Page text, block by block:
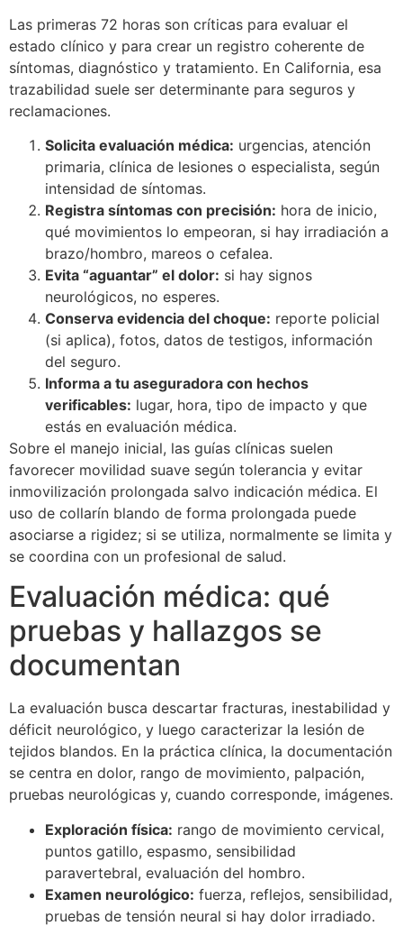
Las primeras 72 horas son críticas para evaluar el
estado clínico y para crear un registro coherente de
síntomas, diagnóstico y tratamiento. En California, esa
trazabilidad suele ser determinante para seguros y
reclamaciones.
Solicita evaluación médica: urgencias, atención
primaria, clínica de lesiones o especialista, según
intensidad de síntomas.
Registra síntomas con precisión: hora de inicio,
qué movimientos lo empeoran, si hay irradiación a
brazo/hombro, mareos o cefalea.
Evita “aguantar” el dolor: si hay signos
neurológicos, no esperes.
Conserva evidencia del choque: reporte policial
(si aplica), fotos, datos de testigos, información
del seguro.
Informa a tu aseguradora con hechos
verificables: lugar, hora, tipo de impacto y que
estás en evaluación médica.
Sobre el manejo inicial, las guías clínicas suelen
favorecer movilidad suave según tolerancia y evitar
inmovilización prolongada salvo indicación médica. El
uso de collarín blando de forma prolongada puede
asociarse a rigidez; si se utiliza, normalmente se limita y
se coordina con un profesional de salud.
Evaluación médica: qué
pruebas y hallazgos se
documentan
La evaluación busca descartar fracturas, inestabilidad y
déficit neurológico, y luego caracterizar la lesión de
tejidos blandos. En la práctica clínica, la documentación
se centra en dolor, rango de movimiento, palpación,
pruebas neurológicas y, cuando corresponde, imágenes.
Exploración física: rango de movimiento cervical,
puntos gatillo, espasmo, sensibilidad
paravertebral, evaluación del hombro.
Examen neurológico: fuerza, reflejos, sensibilidad,
pruebas de tensión neural si hay dolor irradiado.